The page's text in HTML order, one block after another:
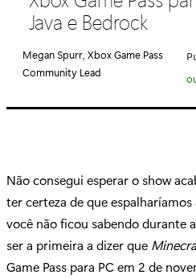
g
r
a
Java e Bedrock
Megan Spurr, Xbox Game Pass
Community Lead
Não consegui esperar o show
ter certeza de que
você não ficou sabendo durante
ser a primeira a dizer que
Game Pass para PC em 2 de